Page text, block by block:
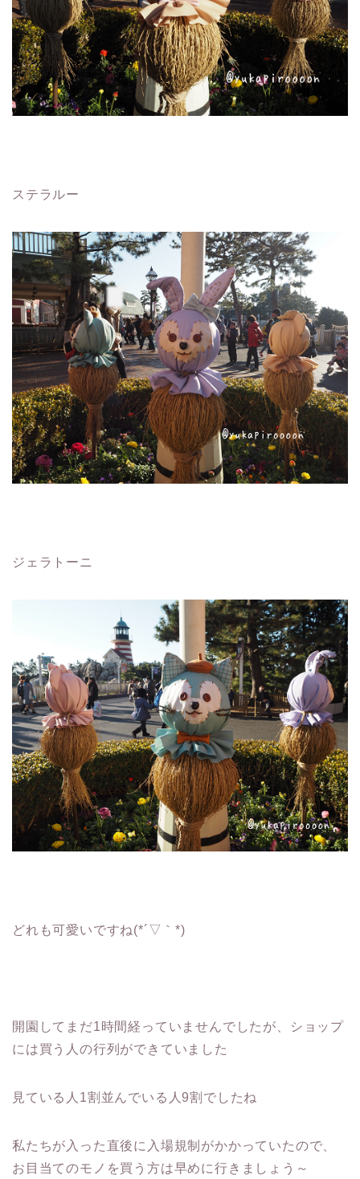
ステラルー
ジェラトーニ
どれも可愛いですね(*´▽｀*)
開園してまだ1時間経っていませんでしたが、ショップ
には買う人の行列ができていました
見ている人1割並んでいる人9割でしたね
私たちが入った直後に入場規制がかかっていたので、
お目当てのモノを買う方は早めに行きましょう～